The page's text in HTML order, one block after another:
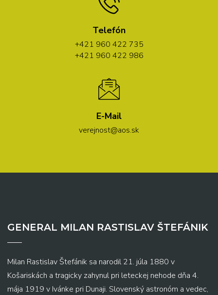
Telefón
+421 960 422 735
+421 960 422 986
E-Mail
verejnost@aos.sk
GENERAL MILAN RASTISLAV ŠTEFÁNIK
Milan Rastislav Štefánik sa narodil 21. júla 1880 v
Košariskách a tragicky zahynul pri leteckej nehode dňa 4.
mája 1919 v Ivánke pri Dunaji. Slovenský astronóm a vedec,